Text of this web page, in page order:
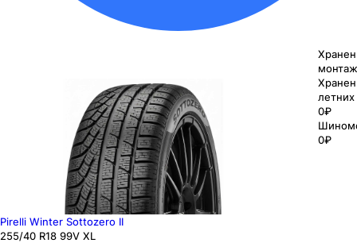
0₽
0₽
Pirelli Winter Sottozero II
255/40 R18 99V XL